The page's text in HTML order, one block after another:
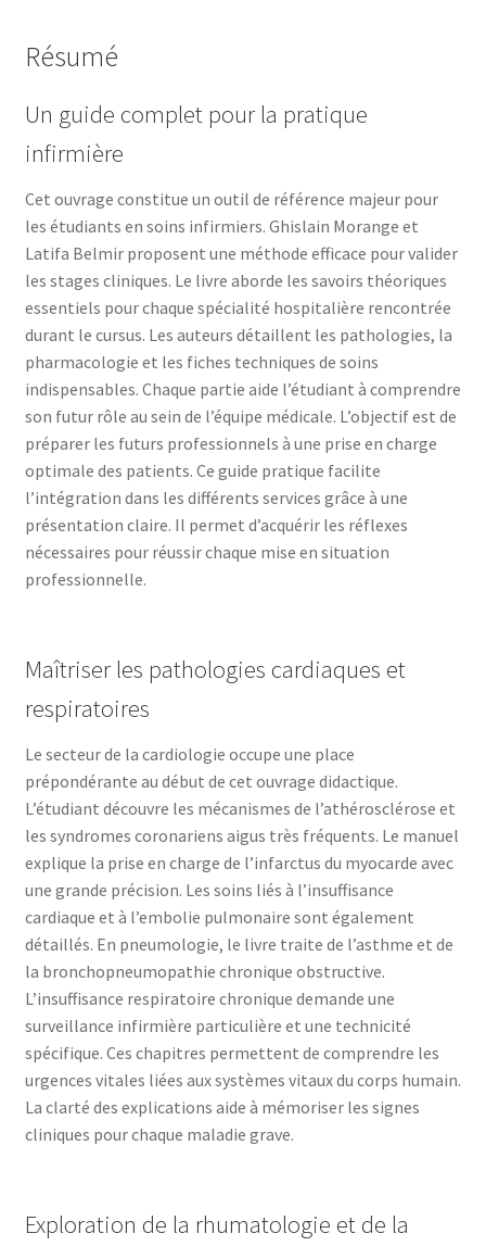
Résumé
Un guide complet pour la pratique
infirmière
Cet ouvrage constitue un outil de référence majeur pour
les étudiants en soins infirmiers. Ghislain Morange et
Latifa Belmir proposent une méthode efficace pour valider
les stages cliniques. Le livre aborde les savoirs théoriques
essentiels pour chaque spécialité hospitalière rencontrée
durant le cursus. Les auteurs détaillent les pathologies, la
pharmacologie et les fiches techniques de soins
indispensables. Chaque partie aide l’étudiant à comprendre
son futur rôle au sein de l’équipe médicale. L’objectif est de
préparer les futurs professionnels à une prise en charge
optimale des patients. Ce guide pratique facilite
l’intégration dans les différents services grâce à une
présentation claire. Il permet d’acquérir les réflexes
nécessaires pour réussir chaque mise en situation
professionnelle.
Maîtriser les pathologies cardiaques et
respiratoires
Le secteur de la cardiologie occupe une place
prépondérante au début de cet ouvrage didactique.
L’étudiant découvre les mécanismes de l’athérosclérose et
les syndromes coronariens aigus très fréquents. Le manuel
explique la prise en charge de l’infarctus du myocarde avec
une grande précision. Les soins liés à l’insuffisance
cardiaque et à l’embolie pulmonaire sont également
détaillés. En pneumologie, le livre traite de l’asthme et de
la bronchopneumopathie chronique obstructive.
L’insuffisance respiratoire chronique demande une
surveillance infirmière particulière et une technicité
spécifique. Ces chapitres permettent de comprendre les
urgences vitales liées aux systèmes vitaux du corps humain.
La clarté des explications aide à mémoriser les signes
cliniques pour chaque maladie grave.
Exploration de la rhumatologie et de la